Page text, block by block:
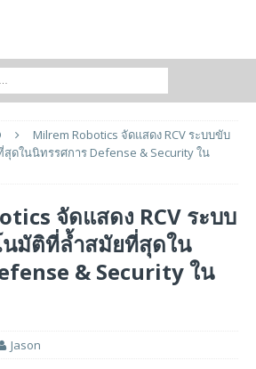
Milrem Robotics จัดแสดง RCV ระบบขับ
ดในนิทรรศการ Defense & Security ใน
จัดแสดง RCV ระบบ
มัติที่ล้ำสมัยที่สุดใน
& Security ใน
Jason